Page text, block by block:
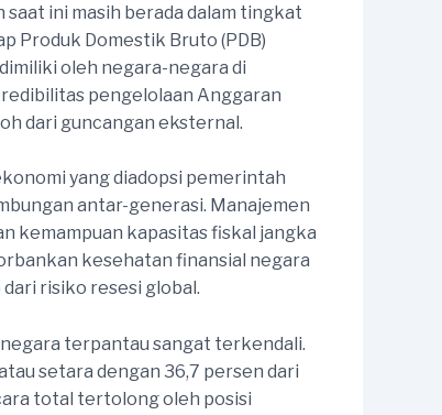
ini masih berada dalam tingkat
Produk Domestik Bruto (PDB)
oleh negara-negara di
pengelolaan Anggaran
dari guncangan eksternal.
yang diadopsi pemerintah
antar-generasi. Manajemen
kemampuan kapasitas fiskal jangka
kesehatan finansial negara
risiko resesi global.
terpantau sangat terkendali.
setara dengan 36,7 persen dari
total tertolong oleh posisi